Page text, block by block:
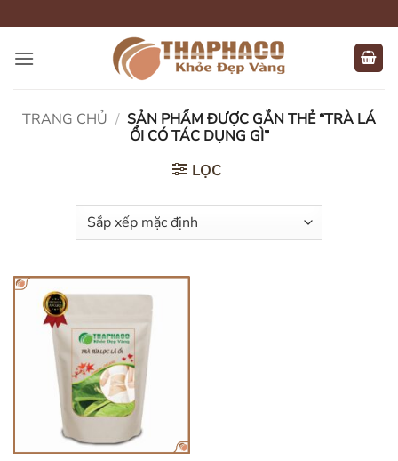
qua
nội
TRANG CHỦ / SẢN PHẨM ĐƯỢC GẮN THẺ “TRÀ LÁ
ỔI CÓ TÁC DỤNG GÌ”
LỌC